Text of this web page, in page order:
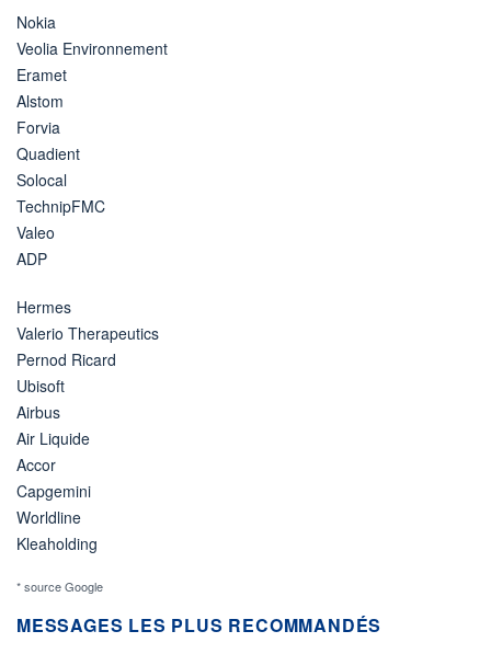
Nokia
Veolia Environnement
Eramet
Alstom
Forvia
Quadient
Solocal
TechnipFMC
Valeo
ADP
Hermes
Valerio Therapeutics
Pernod Ricard
Ubisoft
Airbus
Air Liquide
Accor
Capgemini
Worldline
Kleaholding
* source Google
MESSAGES LES PLUS RECOMMANDÉS